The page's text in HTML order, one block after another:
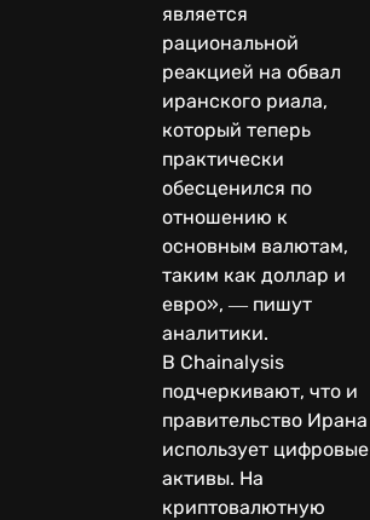
является
рациональной
реакцией на обвал
иранского риала,
который теперь
практически
обесценился по
отношению к
основным валютам,
таким как доллар и
евро», ― пишут
аналитики.
В Chainalysis
подчеркивают, что и
правительство Ирана
использует цифровые
активы. На
криптовалютную